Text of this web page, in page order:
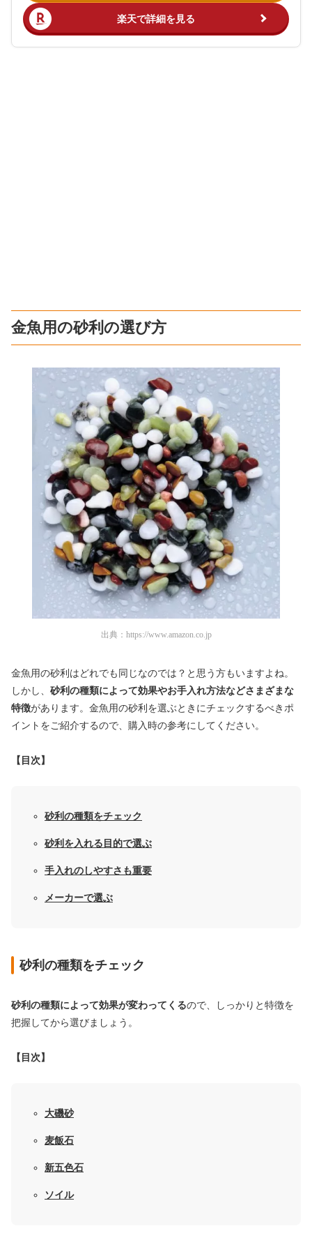
楽天で詳細を見る
金魚用の砂利の選び方
出典： https://www.amazon.co.jp
金魚用の砂利はどれでも同じなのでは？と思う方もいますよね。
しかし、 砂利の種類によって効果やお手入れ方法などさまざまな
特徴があります。金魚用の砂利を選ぶときにチェックするべきポ
イントをご紹介するので、購入時の参考にしてください。
【目次】
砂利の種類をチェック
砂利を入れる目的で選ぶ
手入れのしやすさも重要
メーカーで選ぶ
砂利の種類をチェック
砂利の種類によって効果が変わってくるので、しっかりと特徴を
把握してから選びましょう。
【目次】
大磯砂
麦飯石
新五色石
ソイル